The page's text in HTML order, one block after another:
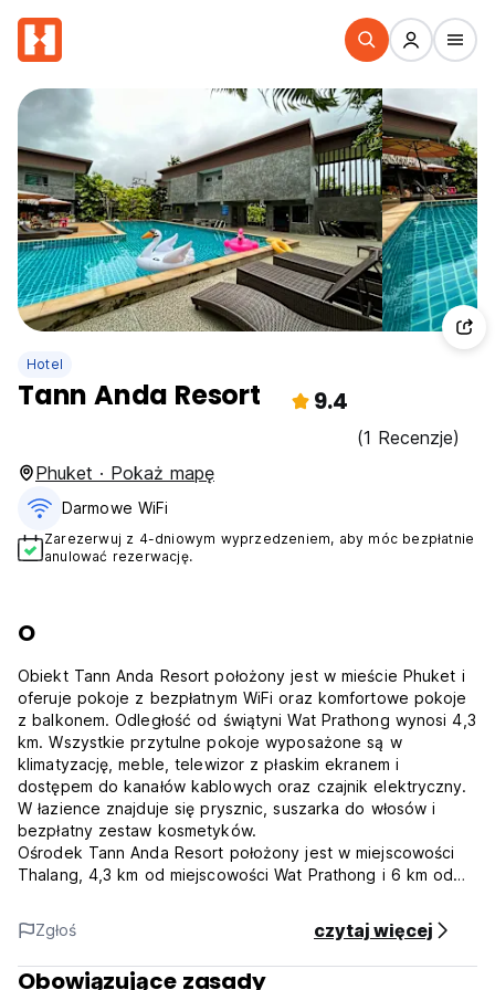
Hotel
Tann Anda Resort 9.4
(1 Recenzje)
Phuket · Pokaż mapę
Darmowe WiFi
Zarezerwuj z 4-dniowym wyprzedzeniem, aby móc bezpłatnie
anulować rezerwację.
O
Obiekt Tann Anda Resort położony jest w mieście Phuket i
oferuje pokoje z bezpłatnym WiFi oraz komfortowe pokoje
z balkonem. Odległość od świątyni Wat Prathong wynosi 4,3
km. Wszystkie przytulne pokoje wyposażone są w
klimatyzację, meble, telewizor z płaskim ekranem i
dostępem do kanałów kablowych oraz czajnik elektryczny.
W łazience znajduje się prysznic, suszarka do włosów i
bezpłatny zestaw kosmetyków.
Ośrodek Tann Anda Resort położony jest w miejscowości
Thalang, 4,3 km od miejscowości Wat Prathong i 6 km od
o około 9 km od pomnika Dwóch Bohaterek, o 8 km od
świątyni Wat Srisoonthorn i o 19 km od wodospadu Bang
Pae. Do dyspozycji Gości jest odkryty basen, bezpłatne
WiFi oraz bezpłatny prywatny parking. Park wodny Phuket
Zgłoś czytaj więcej
Obowiązujące zasady